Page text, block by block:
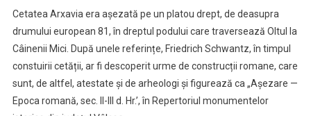
Cetatea Arxavia era așezată pe un platou drept, de deasupra
drumului european 81, în dreptul podului care traversează Oltul la
Câinenii Mici. După unele referințe, Friedrich Schwantz, în timpul
constuirii cetății, ar fi descoperit urme de construcții romane, care
sunt, de altfel, atestate și de arheologi și figurează ca „Așezare —
Epoca romană, sec. II-III d. Hr.’, în Repertoriul monumentelor